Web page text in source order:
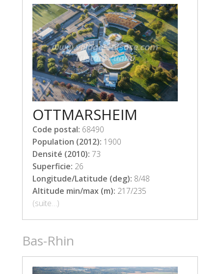
OTTMARSHEIM
Code postal: 68490
Population (2012): 1900
Densité (2010): 73
Superficie: 26
Longitude/Latitude (deg): 8/48
Altitude min/max (m): 217/235
(suite…)
Bas-Rhin